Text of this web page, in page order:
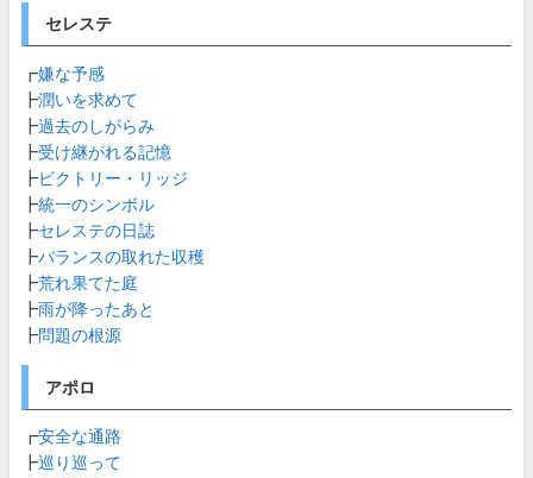
セレステ
┏嫌な予感
┣潤いを求めて
┣過去のしがらみ
┣受け継がれる記憶
┣ビクトリー・リッジ
┣統一のシンボル
┣セレステの日誌
┣バランスの取れた収穫
┣荒れ果てた庭
┣雨が降ったあと
┣問題の根源
アポロ
┏安全な通路
┣巡り巡って